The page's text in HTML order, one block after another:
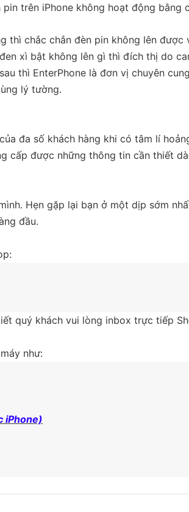
trên iPhone không hoạt động bằng
thì chắc chắn đèn pin không lên
xì bật không lên gì thì đích thị do
thì EnterPhone là đơn vị chuyên
lý tường.
đa số khách hàng khi có tâm lí
cấp được những thông tin cần thiết
Hẹn gặp lại bạn ở một dịp sớm
đầu.
quý khách vui lòng inbox trực tiếp
như:
iPhone)